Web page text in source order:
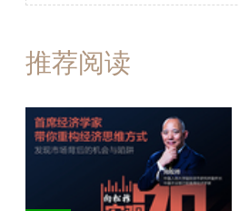
推荐阅读